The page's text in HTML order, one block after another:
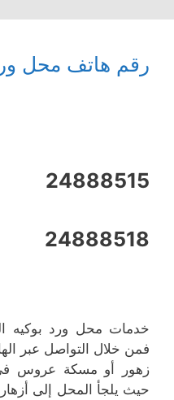
رقم هاتف محل ورد
24888515
24888518
خدمات محل ورد بوكيه
فمن خلال التواصل عبر
زهور أو مسكة عروس
حيث يلجأ المحل إلى